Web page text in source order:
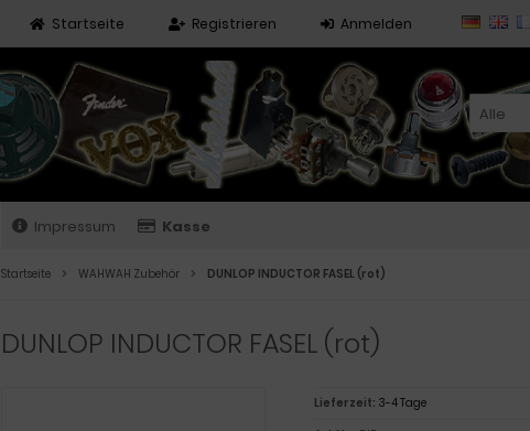
Startseite Registrieren Anmelden
Alle
Impressum Kasse
Startseite WAHWAH Zubehör DUNLOP INDUCTOR FASEL (rot)
DUNLOP INDUCTOR FASEL (rot)
Lieferzeit: 3-4 Tage